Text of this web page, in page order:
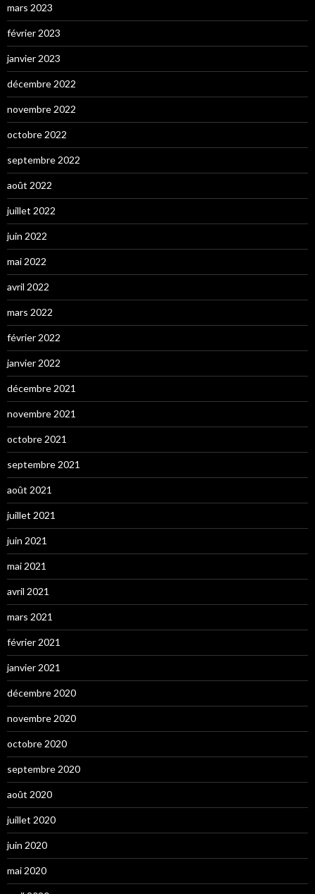
mars 2023
février 2023
janvier 2023
décembre 2022
novembre 2022
octobre 2022
septembre 2022
août 2022
juillet 2022
juin 2022
mai 2022
avril 2022
mars 2022
février 2022
janvier 2022
décembre 2021
novembre 2021
octobre 2021
septembre 2021
août 2021
juillet 2021
juin 2021
mai 2021
avril 2021
mars 2021
février 2021
janvier 2021
décembre 2020
novembre 2020
octobre 2020
septembre 2020
août 2020
juillet 2020
juin 2020
mai 2020